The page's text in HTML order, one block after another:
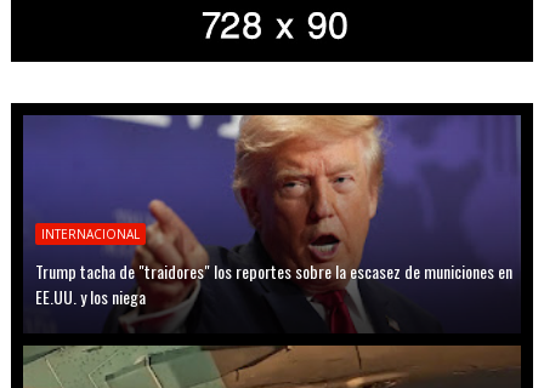
INTERNACIONAL
Trump tacha de "traidores" los reportes sobre la escasez de municiones en
EE.UU. y los niega